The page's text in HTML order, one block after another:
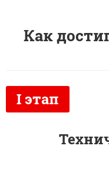
Как